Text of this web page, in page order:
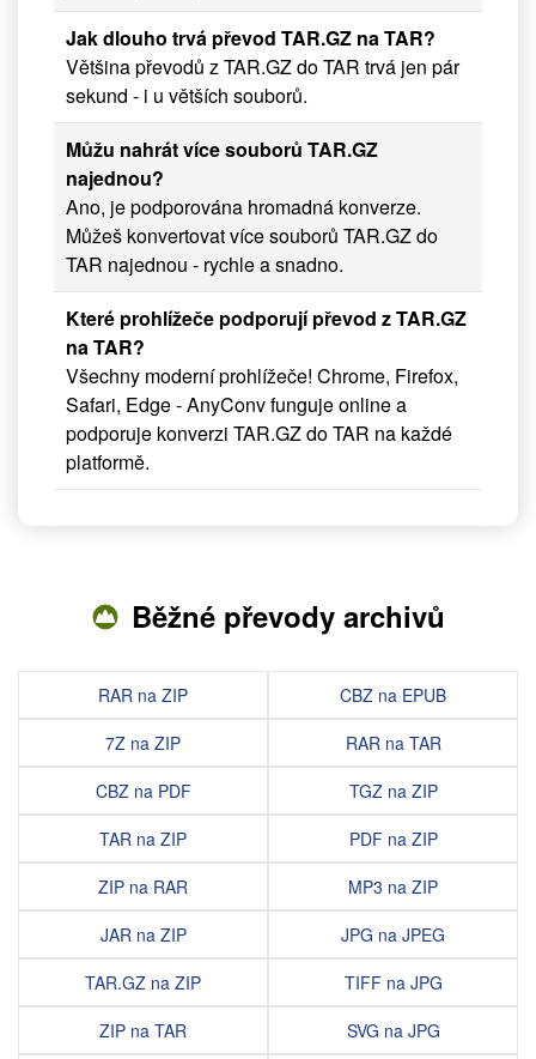
Jak dlouho trvá převod TAR.GZ na TAR?
Většina převodů z TAR.GZ do TAR trvá jen pár
sekund - i u větších souborů.
Můžu nahrát více souborů TAR.GZ
najednou?
Ano, je podporována hromadná konverze.
Můžeš konvertovat více souborů TAR.GZ do
TAR najednou - rychle a snadno.
Které prohlížeče podporují převod z TAR.GZ
na TAR?
Všechny moderní prohlížeče! Chrome, Firefox,
Safari, Edge - AnyConv funguje online a
podporuje konverzi TAR.GZ do TAR na každé
platformě.
Běžné převody archivů
RAR na ZIP
7Z na ZIP
CBZ na PDF
TAR na ZIP
ZIP na RAR
JAR na ZIP
TAR.GZ na ZIP
ZIP na TAR
CBZ na EPUB
RAR na TAR
TGZ na ZIP
PDF na ZIP
MP3 na ZIP
JPG na JPEG
TIFF na JPG
SVG na JPG